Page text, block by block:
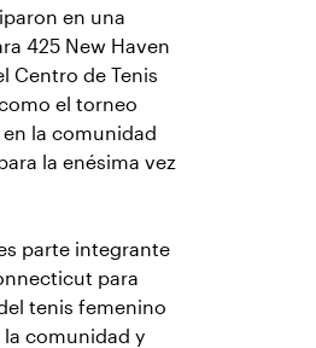
en una
425 New Haven
Centro de Tenis
el torneo
la comunidad
la enésima vez
parte integrante
para
tenis femenino
comunidad y